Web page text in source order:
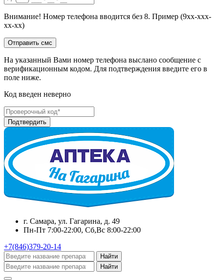
Внимание! Номер телефона вводится без 8. Пример (9хх-ххх-
хх-хх)
На указанный Вами номер телефона выслано сообщение с
верификационным кодом. Для подтверждения введите его в
поле ниже.
Код введен неверно
г. Самара, ул. Гагарина, д. 49
Пн-Пт 7:00-22:00, Сб,Вс 8:00-22:00
+7(846)379-20-14
Найти
Найти